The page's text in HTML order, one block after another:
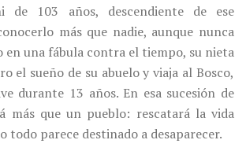
de 103 años, descendiente de ese
más que nadie, aunque nunca
en una fábula contra el tiempo, su nieta
el sueño de su abuelo y viaja al Bosco,
durante 13 años. En esa sucesión de
más que un pueblo: rescatará la vida
todo parece destinado a desaparecer.